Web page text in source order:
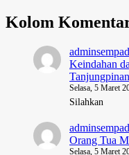
Kolom
Keindahan
Selasa, 5 Maret
Silahkan
Orang Tua
Selasa, 5 Maret